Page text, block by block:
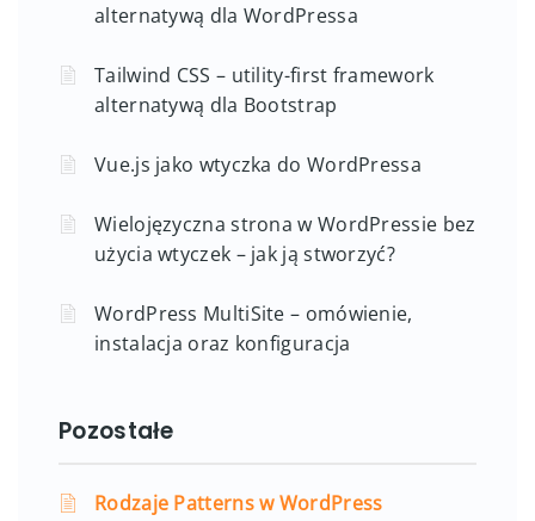
alternatywą dla WordPressa
Tailwind CSS – utility-first framework
alternatywą dla Bootstrap
Vue.js jako wtyczka do WordPressa
Wielojęzyczna strona w WordPressie bez
użycia wtyczek – jak ją stworzyć?
WordPress MultiSite – omówienie,
instalacja oraz konfiguracja
Pozostałe
Rodzaje Patterns w WordPress